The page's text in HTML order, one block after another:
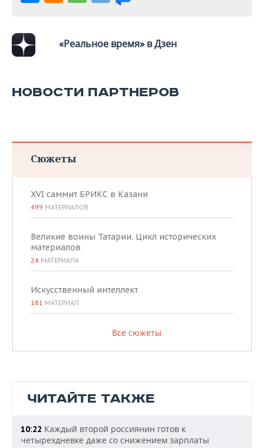
«Реальное время» в Дзен
НОВОСТИ ПАРТНЕРОВ
Сюжеты
XVI саммит БРИКС в Казани
499 МАТЕРИАЛОВ
Великие воины Татарии. Цикл исторических
материалов
24 МАТЕРИАЛА
Искусственный интеллект
181 МАТЕРИАЛ
Все сюжеты
ЧИТАЙТЕ ТАКЖЕ
10:22 Каждый второй россиянин готов к
четырехдневке даже со снижением зарплаты